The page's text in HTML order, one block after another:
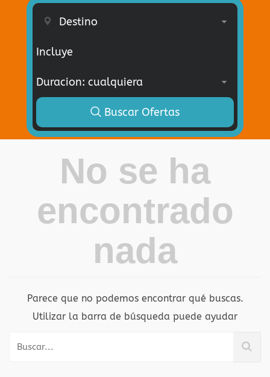
Incluye
Buscar Ofertas
No se ha
encontrado
nada
Parece que no podemos encontrar qué buscas.
Utilizar la barra de búsqueda puede ayudar